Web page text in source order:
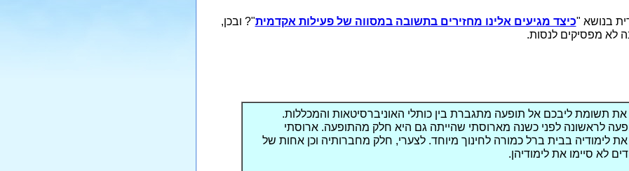
בנושא "כיצד מגיעים אלינו מחזירים בתשובה במסווה של פעילות אקדמית"? ובכן,
לא מפסיקים לנסות.
את תשומת ליבכם אל תופעה מתגברת בין כותלי האוניברסיטאות והמכללות.
לראשונה לפני כשנה מארוסתי שהייתה גם היא חלק מהתופעה. ארוסתי
לימודיה בבית ברל כמורה לחינוך מיוחד. לצערי, חלק מחברותיה וכן אחות של
לא סיימו את לימודיהן.